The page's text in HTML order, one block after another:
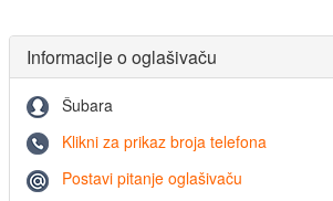
Informacije o oglašivaču
Šubara
Klikni za prikaz broja telefona
Postavi pitanje oglašivaču